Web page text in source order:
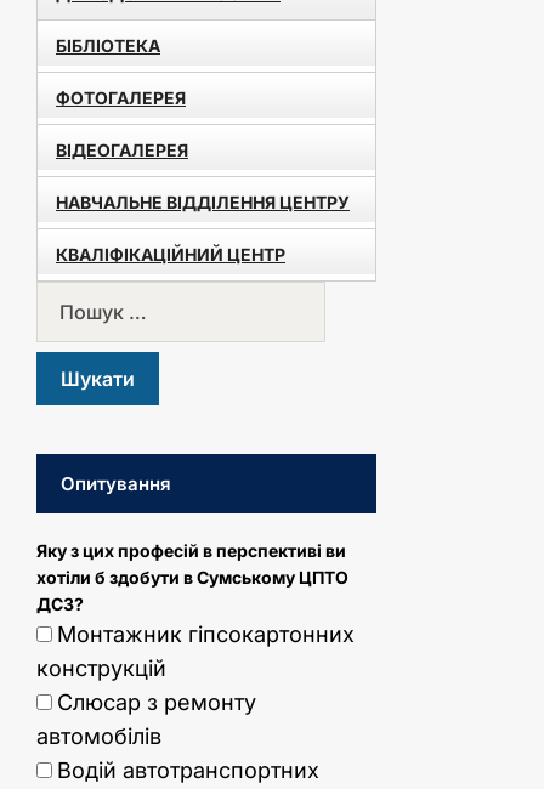
БІБЛІОТЕКА
ФОТОГАЛЕРЕЯ
ВІДЕОГАЛЕРЕЯ
НАВЧАЛЬНЕ ВІДДІЛЕННЯ ЦЕНТРУ
КВАЛІФІКАЦІЙНИЙ ЦЕНТР
Опитування
Яку з цих професій в перспективі ви
хотіли б здобути в Сумському ЦПТО
ДСЗ?
Монтажник гіпсокартонних
конструкцій
Слюсар з ремонту
автомобілів
Водій автотранспортних